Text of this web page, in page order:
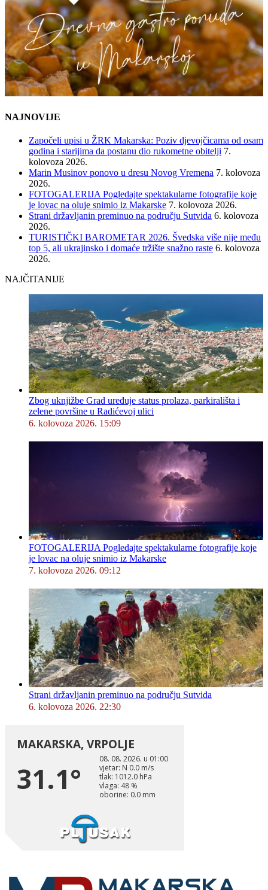
NAJNOVIJE
Započeli upisi u ŽRK Makarska: Poziv djevojčicama od osam
godina i starijima da postanu dio rukometne obitelji 7.
kolovoza 2026.
Marin Musinov ponovo u dresu Novog Vremena 7. kolovoza
2026.
FOTOGALERIJA Pogledajte spektakularne fotografije koje
je lovac na oluje snimio iz Makarske 7. kolovoza 2026.
Strani državljanin preminuo na području Sutvida 6. kolovoza
2026.
TURISTIČKI BAROMETAR 2026. Švedska više nije među
top 5, ali ukrajinsko i domaće tržište snažno raste 6. kolovoza
2026.
NAJČITANIJE
Zbog uknjižbe Grad uređuje status prolaza, parkirališta i
zelene površine u Radićevoj ulici
6. kolovoza 2026. 15:09
FOTOGALERIJA Pogledajte spektakularne fotografije koje
je lovac na oluje snimio iz Makarske
7. kolovoza 2026. 09:12
Strani državljanin preminuo na području Sutvida
6. kolovoza 2026. 22:30